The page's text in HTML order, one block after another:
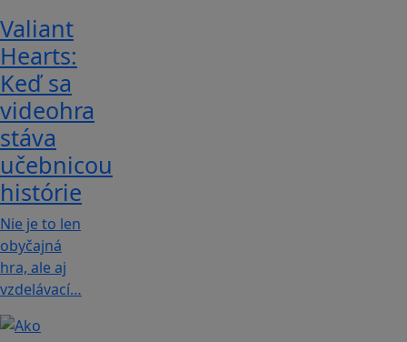
Valiant
Hearts:
Keď sa
videohra
stáva
učebnicou
histórie
Nie je to len
obyčajná
hra, ale aj
vzdelávací…